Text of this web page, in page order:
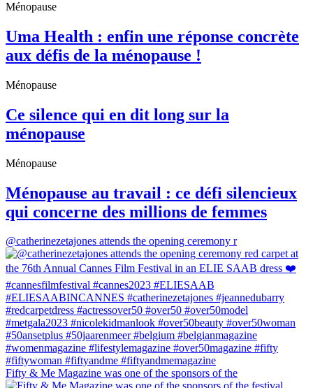
Ménopause
Uma Health : enfin une réponse concrète
aux défis de la ménopause !
Ménopause
Ce silence qui en dit long sur la
ménopause
Ménopause
Ménopause au travail : ce défi silencieux
qui concerne des millions de femmes
@catherinezetajones attends the opening ceremony r
Fifty & Me Magazine was one of the sponsors of the